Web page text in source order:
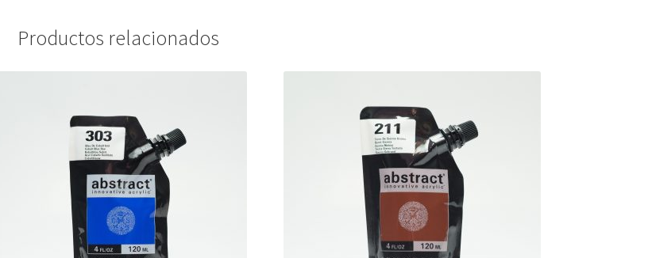
Productos relacionados